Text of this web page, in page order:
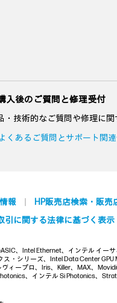
入後のご質問と修理受付
・技術的なご質問や修理に
くあるご質問とサポート関
報
HP販売店検索・販売
引に関する法律に基づく表示
、Intel Ethernet、インテル イー
・シリーズ、Intel Data Center GPU
ープロ、Iris、Killer、MAX、
、インテル Si Photonics、